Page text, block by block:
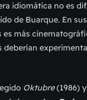
idiomática no es
de Buarque. En
es más
Oktubre(1986)